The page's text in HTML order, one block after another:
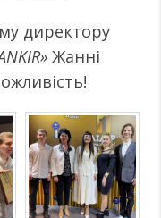
директору
Жанні